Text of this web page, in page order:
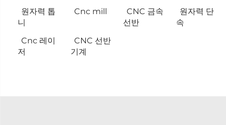
원자력 톱
니
Cnc mill
CNC 금속
선반
원자력 단
속
Cnc 레이
저
CNC 선반
기계